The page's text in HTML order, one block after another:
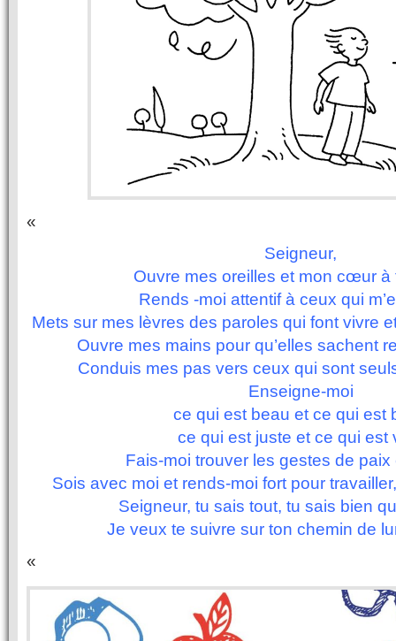
«
Seigneur,
Ouvre mes oreilles et mon cœur à
Rends -moi attentif à ceux qui
Mets sur mes lèvres des paroles qui font vivre
Ouvre mes mains pour qu’elles sachent
Conduis mes pas vers ceux qui sont
Enseigne-moi
ce qui est beau et ce qui est
ce qui est juste et ce qui est
Fais-moi trouver les gestes de paix
Sois avec moi et rends-moi fort pour
Seigneur, tu sais tout, tu sais bien
Je veux te suivre sur ton chemin de
«